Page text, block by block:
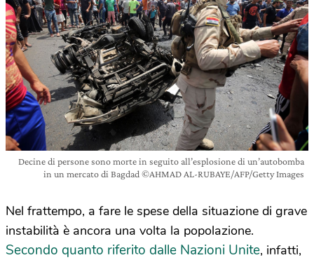
Decine di persone sono morte in seguito all’esplosione di un’autobomba
in un mercato di Bagdad ©AHMAD AL-RUBAYE/AFP/Getty Images
Nel frattempo, a fare le spese della situazione di grave
instabilità è ancora una volta la popolazione.
Secondo quanto riferito dalle Nazioni Unite, infatti,